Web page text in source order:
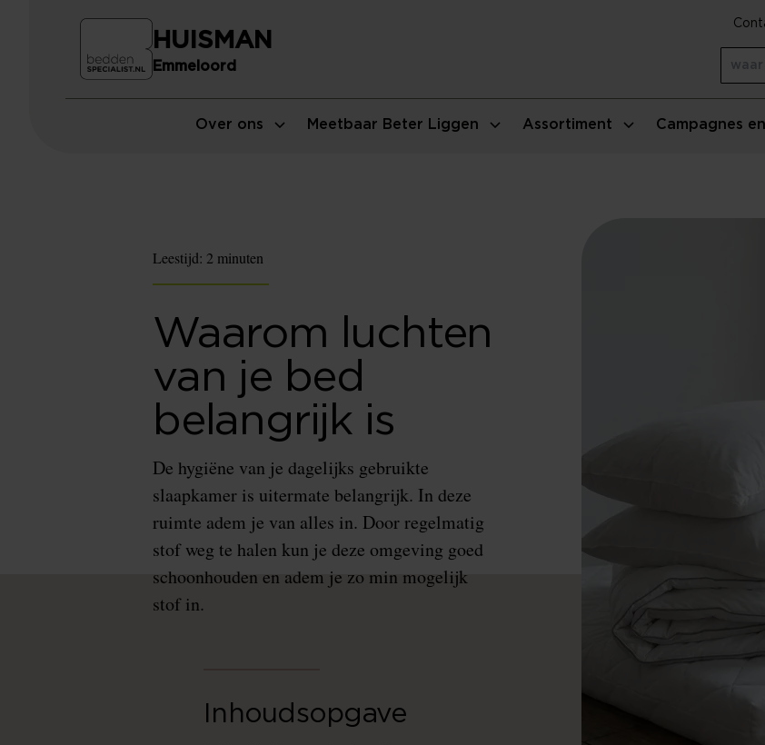
Over ons Meetbaar Beter Liggen Assortiment Campagnes
HUISMAN
Emmeloord
Leestijd: 2 minuten
Waarom luchten
van je bed
belangrijk is
De hygiëne van je dagelijks gebruikte
slaapkamer is uitermate belangrijk. In deze
ruimte adem je van alles in. Door regelmatig
stof weg te halen kun je deze omgeving goed
schoonhouden en adem je zo min mogelijk
stof in.
Inhoudsopgave